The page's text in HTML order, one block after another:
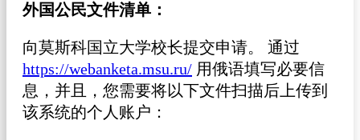
外国公民文件清单：
向莫斯科国立大学校长提交申请。 通过
https://webanketa.msu.ru/ 用俄语填写必要信
息，并且，您需要将以下文件扫描后上传到
该系统的个人账户：